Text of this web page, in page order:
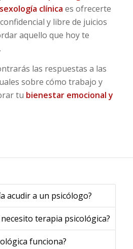
sexología clínica es ofrecerte
y libre de juicios
aquello que hoy te
las respuestas a las
sobre cómo trabajo y
tu bienestar emocional y
acudir a un psicólogo?
terapia psicológica?
funciona?